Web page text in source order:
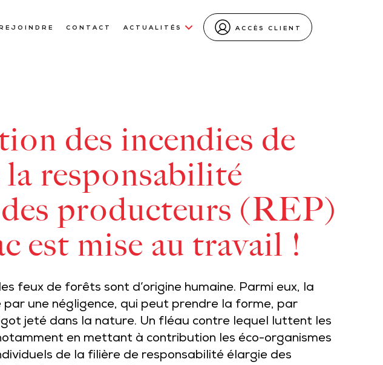
CONTACT ACTUALITÉS ACCÈS CLIENT
des incendies de
responsabilité
producteurs (REP)
est mise au travail !
feux de forêts sont d’origine humaine. Parmi eux, la
par une négligence, qui peut prendre la forme, par
jeté dans la nature. Un fléau contre lequel luttent les
en mettant à contribution les éco-organismes
de la filière de responsabilité élargie des